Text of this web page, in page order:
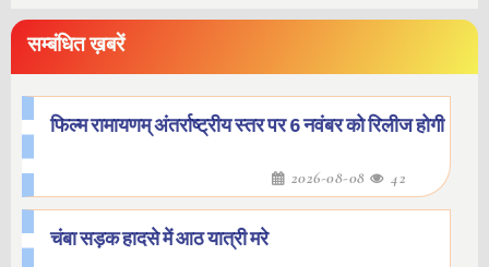
सम्बंधित ख़बरें
फिल्म रामायणम् अंतर्राष्ट्रीय स्तर पर 6 नवंबर को रिलीज होगी
2026-08-08 42
चंबा सड़क हादसे में आठ यात्री मरे